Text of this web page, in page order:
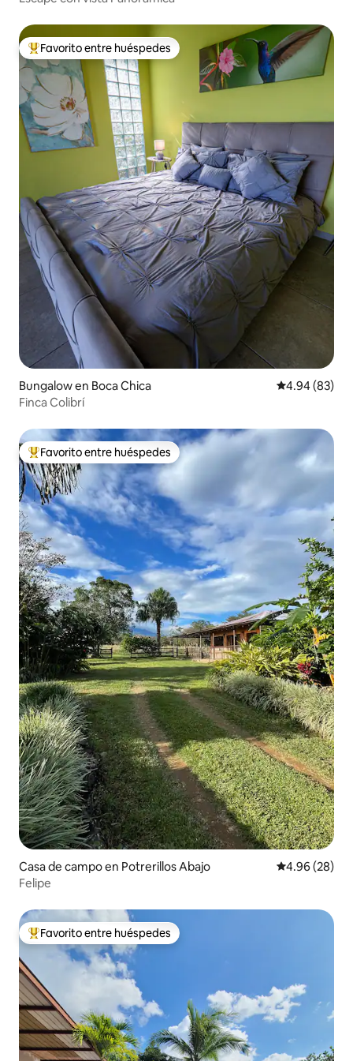
De los mejores en Favorito entre huéspedes
Favorito entre huéspedes
Bungalow en Boca Chica Calificación
4.94 (83)
Finca Colibrí
De los mejores en Favorito entre huéspedes
Favorito entre huéspedes
Casa de campo en Potrerillos Abajo Calificación
4.96 (28)
Felipe
De los mejores en Favorito entre huéspedes
Favorito entre huéspedes